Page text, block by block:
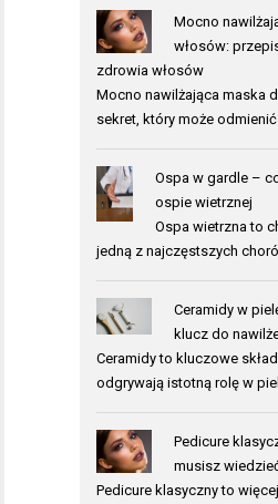
Mocno
włosów:
zdrowia włosów
Mocno nawilżająca maska
sekret, który może
Ospa w gardle –
ospie wietrznej
Ospa wietrzna to
jedną z najczęstszych
Ceramidy w
klucz do
Ceramidy to kluczowe
odgrywają istotną rolę w
Pedicure
musisz
Pedicure klasyczny to